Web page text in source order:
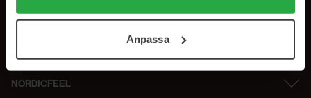
användningen av cookies. Du kan när som helst återkalla
samt vår Integritetspolicy.Anpassa
NORDICFEEL